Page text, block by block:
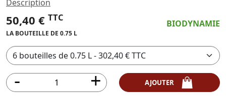
Description
50,40 € TTC
LA BOUTEILLE DE 0.75 L
BIODYNAMIE